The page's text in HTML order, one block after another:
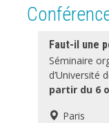
Faut-il une
Séminaire
d’Université
partir du 6
Paris